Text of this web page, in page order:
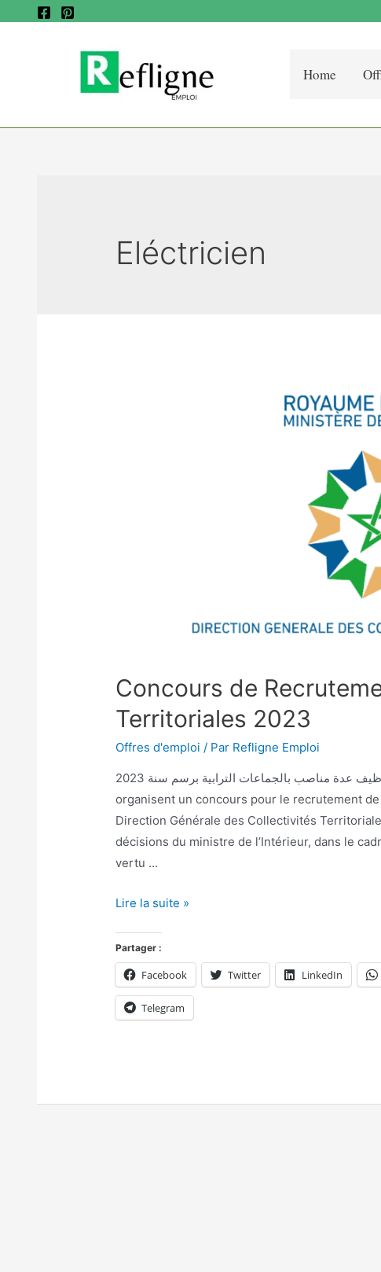
Home
Eléctricien
Concours de
Territoriales 2023
Offres d'emploi / Par Refligne Emploi
مباريات توظيف عدة مناصب بالجماعات الترابية برسم سنة 2023 Les Collectivités Territoriales
organisent un concours pour le recrutement
Direction Générale des Collectivités
décisions du ministre de l’Intérieur, dans le
vertu …
Lire la suite »
Partager :
Facebook Twitter LinkedIn
Telegram